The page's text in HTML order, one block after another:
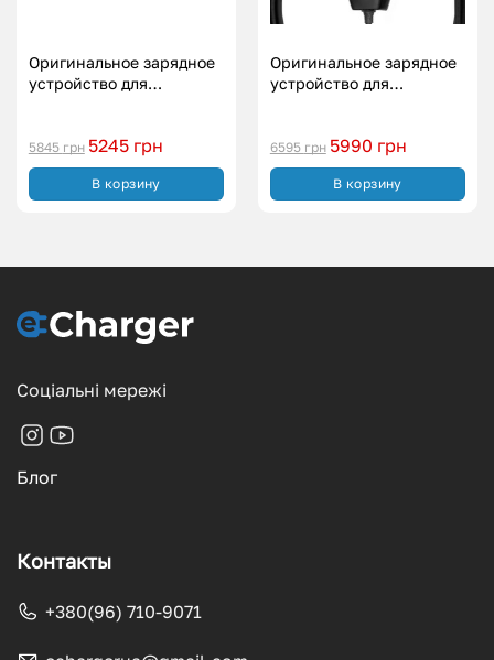
Оригинальное зарядное
устройство для
5845 грн 5245 грн
В корзину
Оригинальное зарядное
устройство для
6595 грн 5990 грн
В корзину
Соціальні мережі
Блог
Контакты
+380(96) 710-9071